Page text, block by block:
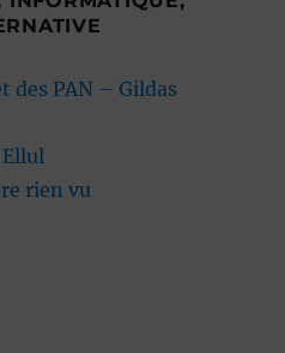
des PAN – Gildas
Ellul
rien vu